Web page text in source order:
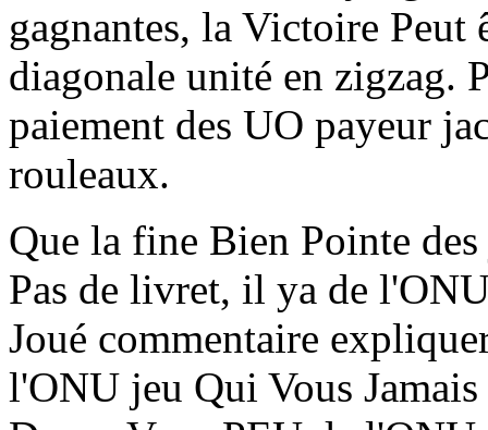
gagnantes, la Victoire
diagonale unité en zigzag.
paiement des UO payeur
rouleaux.
Que la fine Bien Pointe
Pas de livret, il ya de
Joué commentaire
l'ONU jeu Qui Vous